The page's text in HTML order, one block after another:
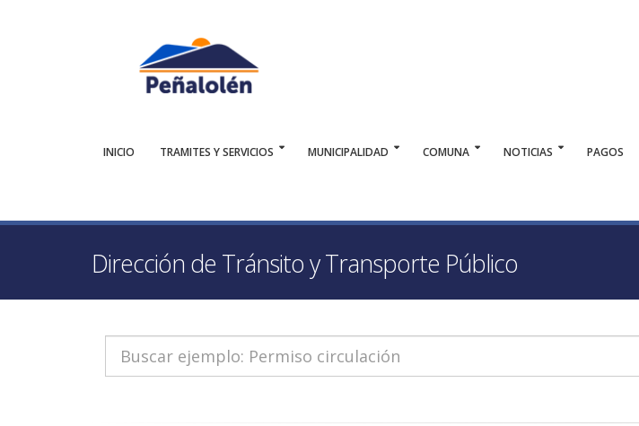
INICIO TRAMITES Y SERVICIOS MUNICIPALIDAD COMUNA NOTICIAS PAGOS
Dirección de Tránsito y Transporte Público